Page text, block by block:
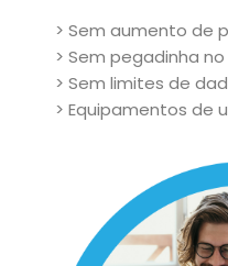
> Sem aumento de
> Sem pegadinha
> Sem limites de
> Equipamentos de